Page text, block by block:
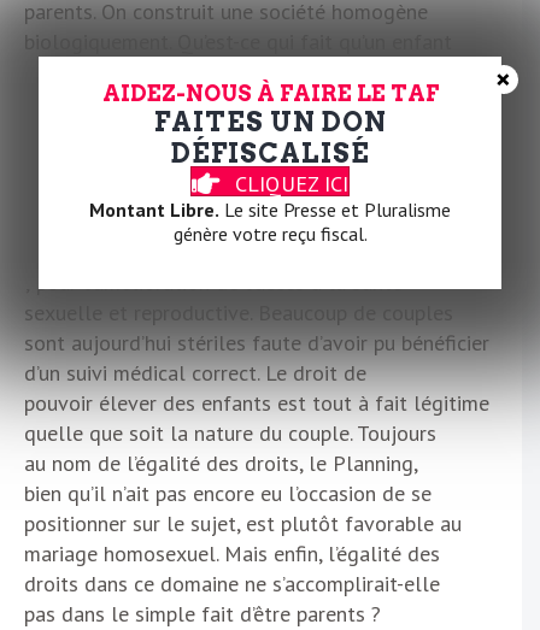
parents. On construit une société homogène
biologiquement. Qu’est-ce qui fait qu’un enfant
Ici, le désir d’enfant n’est pas forcément celui
d’être parent. Nous sommes contre la GPA,
parce qu’elle a pour effet de réduire la parentalité
à une question biologique. Nous préférons
militer pour une facilitation et un renforcement
de l’adoption pour les couples hétéros et homos
; pour l’amélioration de l’accès à la santé
sexuelle et reproductive. Beaucoup de couples
sont aujourd’hui stériles faute d’avoir pu bénéficier
d’un suivi médical correct. Le droit de
pouvoir élever des enfants est tout à fait légitime
quelle que soit la nature du couple. Toujours
au nom de l’égalité des droits, le Planning,
bien qu’il n’ait pas encore eu l’occasion de se
positionner sur le sujet, est plutôt favorable au
mariage homosexuel. Mais enfin, l’égalité des
droits dans ce domaine ne s’accomplirait-elle
pas dans le simple fait d’être parents ?
AIDEZ-NOUS À FAIRE LE TAF
FAITES UN DON
DÉFISCALISÉ
CLIQUEZ ICI
Montant Libre. Le site Presse et Pluralisme
génère votre reçu fiscal.
×